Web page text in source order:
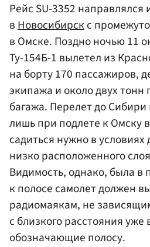
Рейс SU-3352 направлялся
вНовосибирскс
в Омске. Поздно ночью 11
Ту-154Б-1 вылетел из
на борту 170 пассажиров,
экипажа и около двух тонн
багажа. Перелет до
лишь при подлете к Омску
садиться нужно в
низко расположенного
Видимость, однако, была в
к полосе самолет должен
радиомаякам, не
с близкого расстояния
обозначающие полосу.